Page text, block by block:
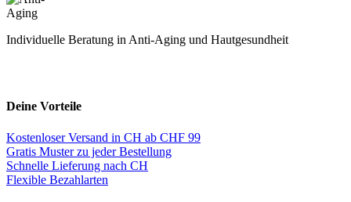
Individuelle Beratung in Anti-Aging und Hautgesundheit
Deine Vorteile
Kostenloser Versand in CH ab CHF 99
Gratis Muster zu jeder Bestellung
Schnelle Lieferung nach CH
Flexible Bezahlarten